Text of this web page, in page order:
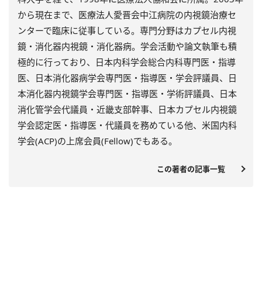
から現在まで、医療法人愛晋会中江病院の内視鏡治療セ
ンターで臨床に従事している。専門分野はカプセル内視
鏡・消化器内視鏡・消化器病。学会活動や論文執筆も積
極的に行っており、日本内科学会総合内科専門医・指導
医、日本消化器病学会専門医・指導医・学会評議員、日
本消化器内視鏡学会専門医・指導医・学術評議員、日本
消化管学会代議員・近畿支部幹事、日本カプセル内視鏡
学会認定医・指導医・代議員を務めている他、米国内科
学会(ACP)の上席会員(Fellow)でもある。
この著者の記事一覧